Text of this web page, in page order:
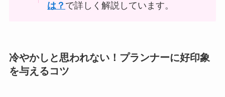
は？ で詳しく解説しています。
冷やかしと思われない！プランナーに好印象
を与えるコツ